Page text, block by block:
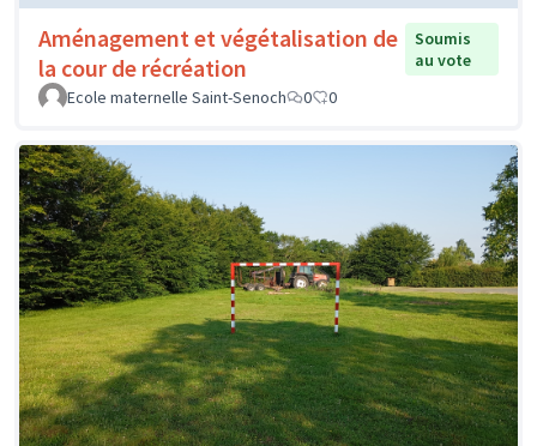
Aménagement et végétalisation de
la cour de récréation
Soumis
au vote
Ecole maternelle Saint-Senoch
0 0